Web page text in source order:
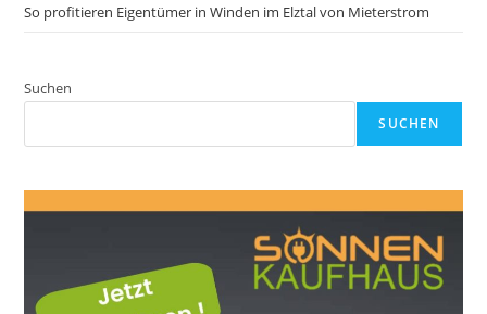
So profitieren Eigentümer in Winden im Elztal von Mieterstrom
Suchen
SUCHEN